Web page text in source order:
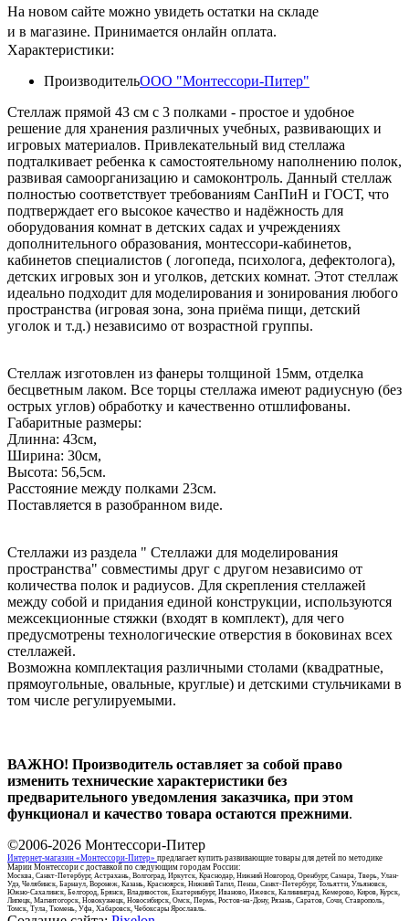
На новом сайте можно увидеть остатки на складе
и в магазине. Принимается онлайн оплата.
Характеристики:
ПроизводительООО "Монтессори-Питер"
Стеллаж прямой 43 см с 3 полками - простое и удобное
решение для хранения различных учебных, развивающих и
игровых материалов. Привлекательный вид стеллажа
подталкивает ребенка к самостоятельному наполнению полок,
развивая самоорганизацию и самоконтроль. Данный стеллаж
полностью соответствует требованиям СанПиН и ГОСТ, что
подтверждает его высокое качество и надёжность для
оборудования комнат в детских садах и учреждениях
дополнительного образования, монтессори-кабинетов,
кабинетов специалистов ( логопеда, психолога, дефектолога),
детских игровых зон и уголков, детских комнат. Этот стеллаж
идеально подходит для моделирования и зонирования любого
пространства (игровая зона, зона приёма пищи, детский
уголок и т.д.) независимо от возрастной группы.
Стеллаж изготовлен из фанеры толщиной 15мм, отделка
бесцветным лаком. Все торцы стеллажа имеют радиусную (без
острых углов) обработку и качественно отшлифованы.
Габаритные размеры:
Длинна: 43см,
Ширина: 30см,
Высота: 56,5см.
Расстояние между полками 23см.
Поставляется в разобранном виде.
Стеллажи из раздела " Стеллажи для моделирования
пространства" совместимы друг с другом независимо от
количества полок и радиусов. Для скрепления стеллажей
между собой и придания единой конструкции, используются
межсекционные стяжки (входят в комплект), для чего
предусмотрены технологические отверстия в боковинах всех
стеллажей.
Возможна комплектация различными столами (квадратные,
прямоугольные, овальные, круглые) и детскими стульчиками в
том числе регулируемыми.
ВАЖНО! Производитель оставляет за собой право
изменить технические характеристики без
предварительного уведомления заказчика, при этом
функционал и качество товара остаются прежними.
©2006-2026 Монтессори-Питер
Интернет-магазин «Монтессори-Питер» предлагает купить развивающие товары для детей по методике
Марии Монтессори с доставкой по следующим городам России:
Москва, Санкт-Петербург, Астрахань, Волгоград, Иркутск, Краснодар, Нижний Новгород, Оренбург, Самара, Тверь, Улан-
Удэ, Челябинск, Барнаул, Воронеж, Казань, Красноярск, Нижний Тагил, Пенза, Санкт-Петербург, Тольятти, Ульяновск,
Южно-Сахалинск, Белгород, Брянск, Владивосток, Екатеринбург, Иваново, Ижевск, Калининград, Кемерово, Киров, Курск,
Липецк, Магнитогорск, Новокузнецк, Новосибирск, Омск, Пермь, Ростов-на-Дону, Рязань, Саратов, Сочи, Ставрополь,
Томск, Тула, Тюмень, Уфа, Хабаровск, Чебоксары Ярославль.